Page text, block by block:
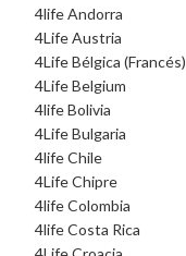
4life Andorra
4Life Austria
4Life Bélgica (Francés)
4Life Belgium
4life Bolivia
4Life Bulgaria
4life Chile
4Life Chipre
4life Colombia
4life Costa Rica